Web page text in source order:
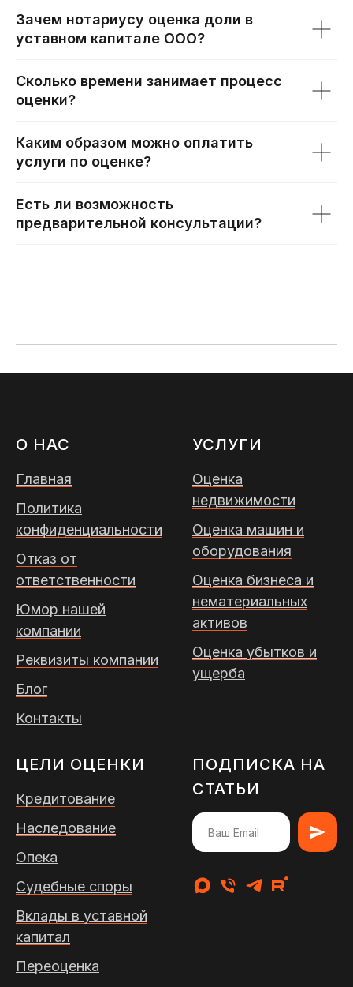
Зачем нотариусу оценка доли в
уставном капитале ООО?
Сколько времени занимает процесс
оценки?
Каким образом можно оплатить
услуги по оценке?
Есть ли возможность
предварительной консультации?
О НАС
Главная
Политика
конфиденциальности
Отказ от
ответственности
Юмор нашей
компании
Реквизиты компании
Блог
Контакты
УСЛУГИ
Оценка
недвижимости
Оценка машин и
оборудования
Оценка бизнеса и
нематериальных
активов
Оценка убытков и
ущерба
ЦЕЛИ ОЦЕНКИ
Кредитование
Наследование
Опека
Судебные споры
Вклады в уставной
капитал
Переоценка
ПОДПИСКА НА
СТАТЬИ